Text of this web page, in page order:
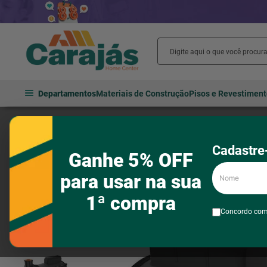
DepartamentosMateriais de ConstruçãoPisos e
Ganhe 5% OFF
para usar na sua
1ª compra
Nome
Concordo
Hidráulica